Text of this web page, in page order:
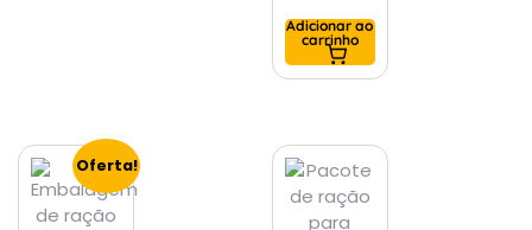
Adicionar ao
carrinho
Oferta!